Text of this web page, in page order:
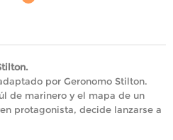
por Geronomo Stilton.
de marinero y el mapa de un
protagonista, decide lanzarse a